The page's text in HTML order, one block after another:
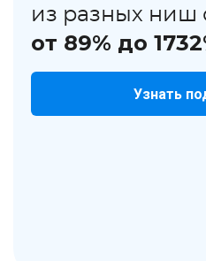
из разных ниш
от 89% до
Узнать